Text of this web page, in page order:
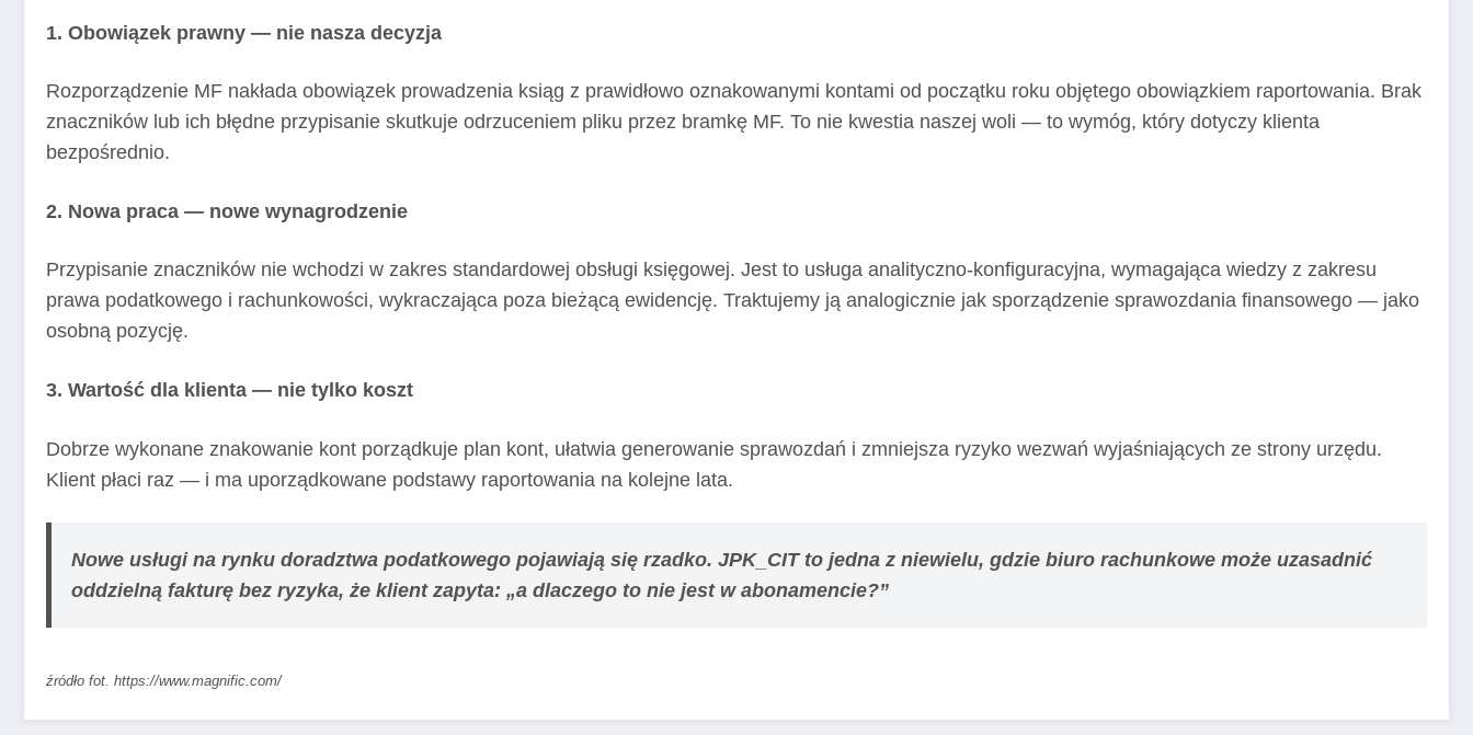
1. Obowiązek prawny — nie nasza decyzja
Rozporządzenie MF nakłada obowiązek prowadzenia ksiąg z prawidłowo oznakowanymi kontami od początku roku objętego obowiązkiem raportowania. Brak
znaczników lub ich błędne przypisanie skutkuje odrzuceniem pliku przez bramkę MF. To nie kwestia naszej woli — to wymóg, który dotyczy klienta
bezpośrednio.
2. Nowa praca — nowe wynagrodzenie
Przypisanie znaczników nie wchodzi w zakres standardowej obsługi księgowej. Jest to usługa analityczno-konfiguracyjna, wymagająca wiedzy z zakresu
prawa podatkowego i rachunkowości, wykraczająca poza bieżącą ewidencję. Traktujemy ją analogicznie jak sporządzenie sprawozdania finansowego — jako
osobną pozycję.
3. Wartość dla klienta — nie tylko koszt
Dobrze wykonane znakowanie kont porządkuje plan kont, ułatwia generowanie sprawozdań i zmniejsza ryzyko wezwań wyjaśniających ze strony urzędu.
Klient płaci raz — i ma uporządkowane podstawy raportowania na kolejne lata.
Nowe usługi na rynku doradztwa podatkowego pojawiają się rzadko. JPK_CIT to jedna z niewielu, gdzie biuro rachunkowe może uzasadnić
oddzielną fakturę bez ryzyka, że klient zapyta: „a dlaczego to nie jest w abonamencie?”
źródło fot. https://www.magnific.com/